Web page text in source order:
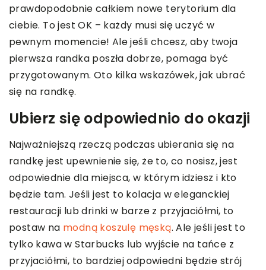
prawdopodobnie całkiem nowe terytorium dla
ciebie. To jest OK – każdy musi się uczyć w
pewnym momencie! Ale jeśli chcesz, aby twoja
pierwsza randka poszła dobrze, pomaga być
przygotowanym. Oto kilka wskazówek, jak ubrać
się na randkę.
Ubierz się odpowiednio do okazji
Najważniejszą rzeczą podczas ubierania się na
randkę jest upewnienie się, że to, co nosisz, jest
odpowiednie dla miejsca, w którym idziesz i kto
będzie tam. Jeśli jest to kolacja w eleganckiej
restauracji lub drinki w barze z przyjaciółmi, to
postaw na modną koszulę męską. Ale jeśli jest to
tylko kawa w Starbucks lub wyjście na tańce z
przyjaciółmi, to bardziej odpowiedni będzie strój